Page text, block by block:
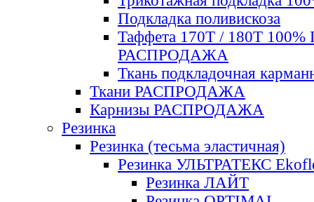
Подкладка поливискоза
Таффета 170Т / 180Т 100%
РАСПРОДАЖА
Ткань подкладочная
Ткани РАСПРОДАЖА
Карнизы РАСПРОДАЖА
Резинка
Резинка (тесьма эластичная)
Резинка УЛЬТРАТЕКС
Резинка ЛАЙТ